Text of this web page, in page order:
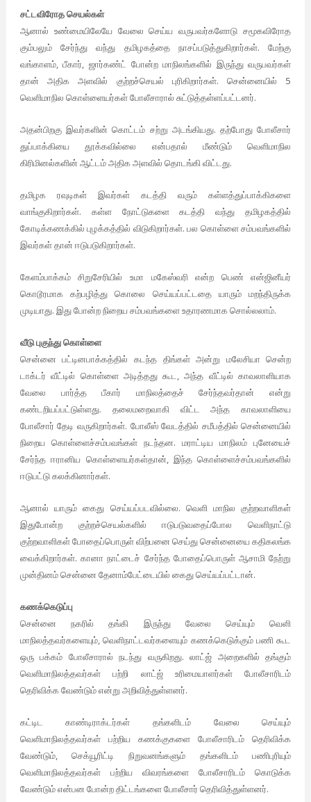
சட்டவிரோத செயல்கள்
ஆனால் உண்மையிலேயே வேலை செய்ய வருபவர்களோடு சமூகவிரோத
கும்பலும்
சேர்ந்து வந்து தமிழகத்தை நாசப்படுத்துகிறார்கள்.மேற்கு
வங்காளம்,பீகார், ஜார்கண்ட் போன்ற மாநிலங்களில் இருந்து வருபவர்கள்
தான்
அதிக அளவில் குற்றச்செயல் புரிகிறார்கள். சென்னையில் 5
வெளிமாநில கொள்ளையர்கள் போலீசாரால் சுட்டுத்தள்ளப்பட்டனர்.
அதன்பிறகு இவர்களின் கொட்டம் சற்று அடங்கியது. தற்போது போலீசார்
துப்பாக்கியை
தூக்கவில்லை என்பதால் மீண்டும்
வெளிமாநில
கிரிமினல்களின் ஆட்டம் அதிக அளவில் தொடங்கி விட்டது.
தமிழக ரவுடிகள் இவர்கள் கடத்தி வரும்
கள்ளத்துப்பாக்கிகளை
வாங்குகிறார்கள். கள்ள நோட்டுகளை கடத்தி வந்து
தமிழகத்தில்
கோடிக்கணக்கில் புழக்கத்தில் விடுகிறார்கள்.பல கொள்ளை சம்பவங்களில்
இவர்கள் தான் ஈடுபடுகிறார்கள்.
கேளம்பாக்கம் சிறுசேரியில் உமா மகேஸ்வரி என்ற பெண்
என்ஜினீயர்
கொடூரமாக
கற்பழித்து கொலை செய்யப்பட்டதை யாரும்
மறந்திருக்க
முடியாது. இது போன்ற நிறைய சம்பவங்களை உதாரணமாக சொல்லலாம்.
வீடு புகுந்து கொள்ளை
சென்னை
பட்டினபாக்கத்தில் கடந்த திங்கள் அன்று மலேசியா
சென்ற
டாக்டர் வீட்டில் கொள்ளை அடித்தது கூட,அந்த வீட்டில் காவலாளியாக
வேலை
பார்த்த பீகார் மாநிலத்தைச் சேர்ந்தவர்தான்
என்று
கண்டறியப்பட்டுள்ளது. தலைமறைவாகி விட்ட அந்த
காவலாளியை
போலீசார் தேடி வருகிறார்கள். போலீஸ் வேடத்தில் சமீபத்தில் சென்னையில்
நிறைய
கொள்ளைச்சம்பவங்கள் நடந்தன. மராட்டிய மாநிலம்
புனேயைச்
சேர்ந்த ஈரானிய கொள்ளையர்கள்தான், இந்த கொள்ளைச்சம்பவங்களில்
ஈடுபட்டு கலக்கினார்கள்.
ஆனால் யாரும் கைது செய்யப்படவில்லை. வெளி மாநில
குற்றவாளிகள்
இதுபோன்ற
குற்றச்செயல்களில் ஈடுபடுவதைப்போல
வெளிநாட்டு
குற்றவாளிகள் போதைப்பொருள் விற்பனை செய்து சென்னையை கதிகலங்க
வைக்கிறார்கள்.கானா நாட்டைச் சேர்ந்த போதைப்பொருள் ஆசாமி நேற்று
முன்தினம் சென்னை தேனாம்பேட்டையில் கைது செய்யப்பட்டான்.
கணக்கெடுப்பு
சென்னை
நகரில் தங்கி இருந்து வேலை செய்யும்
வெளி
மாநிலத்தவர்களையும்,வெளிநாட்டவர்களையும் கணக்கெடுக்கும் பணி கூட
ஒரு பக்கம் போலீசாரால் நடந்து வருகிறது.லாட்ஜ் அறைகளில்
தங்கும்
வெளிமாநிலத்தவர்கள்
பற்றி லாட்ஜ் உரிமையாளர்கள்
போலீசாரிடம்
தெரிவிக்க வேண்டும் என்று அறிவித்துள்ளனர்.
கட்டிட காண்டிராக்டர்கள் தங்களிடம் வேலை
செய்யும்
வெளிமாநிலத்தவர்கள்
பற்றிய கணக்குகளை போலீசாரிடம்
தெரிவிக்க
வேண்டும்,செக்யூரிட்டி நிறுவனங்களும் தங்களிடம்
பணிபுரியும்
வெளிமாநிலத்தவர்கள்
பற்றிய விவரங்களை போலீசாரிடம்
கொடுக்க
வேண்டும் என்பன போன்ற திட்டங்களை போலீசார் தெரிவித்துள்ளனர்.